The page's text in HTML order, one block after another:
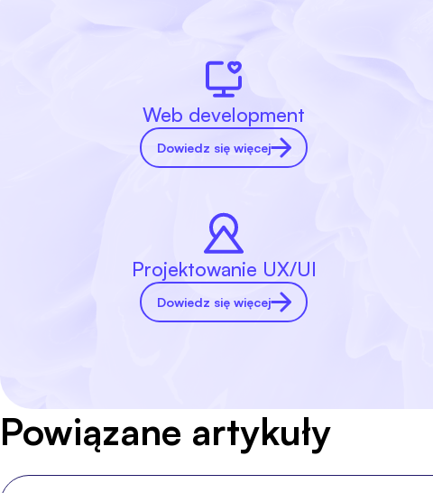
Web development
Dowiedz się więcej
Projektowanie UX/UI
Dowiedz się więcej
Powiązane artykuły